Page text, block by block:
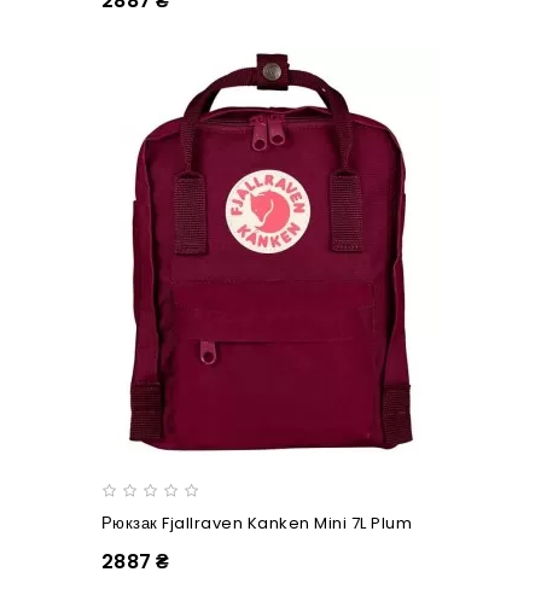
Рюкзак Fjallraven Kanken Mini 7L Plum
2887 ₴